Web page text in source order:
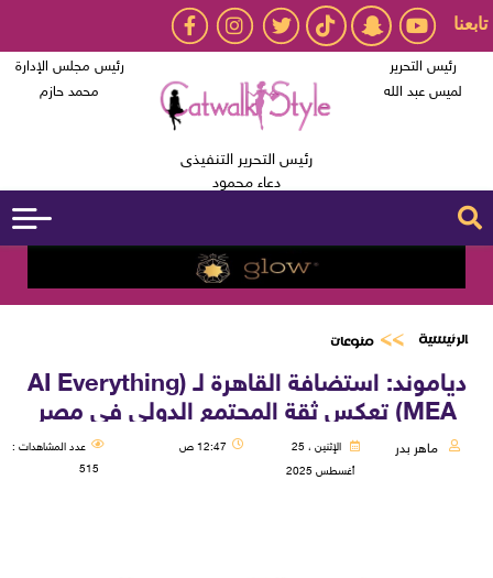
تابعنا
رئيس التحرير
لميس عبد الله
رئيس التحرير التنفيذى
دعاء محمود
رئيس مجلس الإدارة
محمد حازم
الرئيسية منوعات
دياموند: استضافة القاهرة لـ (AI Everything
MEA) تعكس ثقة المجتمع الدولي في مصر
ماهر بدر
الإثنين ، 25
أغسطس 2025
12:47 ص
عدد المشاهدات :
515